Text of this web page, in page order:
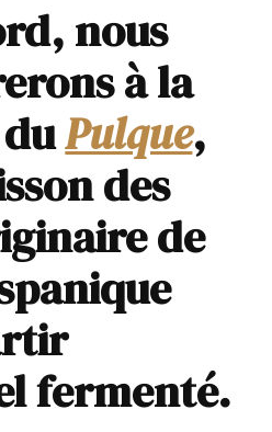
nous
à la
Pulque,
des
de
fermenté.